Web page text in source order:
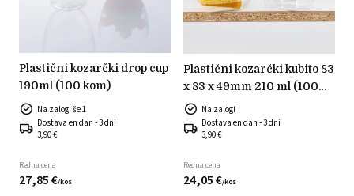
plastični kozarčki drop cup
190ml (100 kom)
Na zalogi še 1
Dostava en dan - 3 dni
3,90 €
Redna cena
27,85€/kos
plastični kozarčki kubito 83
x 83 x 49mm 210 ml (100
kom)Na zalogi
Dostava en dan - 3 dni
3,90 €
Redna cena
24,05€/kos